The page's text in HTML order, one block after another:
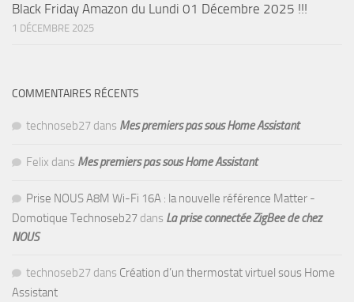
Black Friday Amazon du Lundi 01 Décembre 2025 !!!
1 DÉCEMBRE 2025
COMMENTAIRES RÉCENTS
technoseb27 dans Mes premiers pas sous Home Assistant
Felix dans Mes premiers pas sous Home Assistant
Prise NOUS A8M Wi-Fi 16A : la nouvelle référence Matter -
Domotique Technoseb27 dans La prise connectée ZigBee de chez
NOUS
technoseb27 dans Création d’un thermostat virtuel sous Home
Assistant